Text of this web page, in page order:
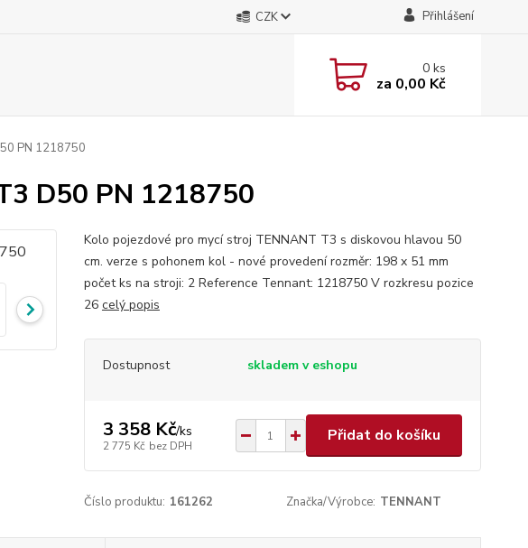
CZK Přihlášení
0ks
za 0,00 Kč
PN 1218750
D50 PN 1218750
Kolo pojezdové pro mycí stroj TENNANT T3 s diskovou hlavou 50
cm. verze s pohonem kol - nové provedení rozměr: 198 x 51 mm
počet ks na stroji: 2 Reference Tennant: 1218750 V rozkresu pozice
26 celý popis
Dostupnost skladem v eshopu
3 358 Kč/ks
2 775 Kč bez DPH
Přidat do košíku
Číslo produktu: 161262 Značka/Výrobce: TENNANT